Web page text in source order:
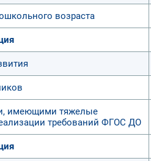
возраста
имеющими тяжелые
требований ФГОС ДО